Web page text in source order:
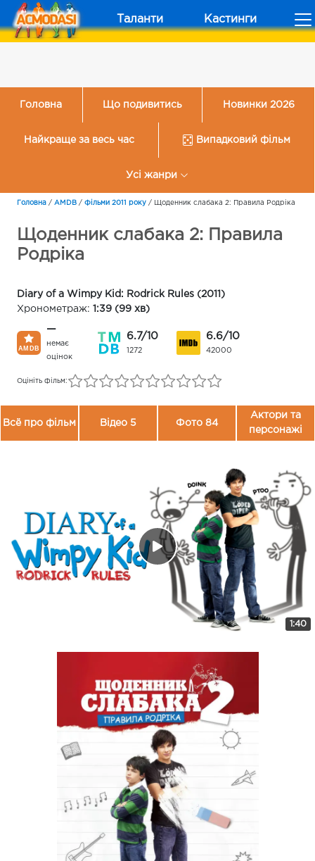
Таланти Кастинги
Головна Що подивитись Новинки 2026
Найкраще за весь час Випадковий фільм
Усі жанри
Головна / AMDB / Фільми 2011 року / Щоденник слабака 2: Правила Родріка
Щоденник слабака 2: Правила
Родріка
Diary of a Wimpy Kid: Rodrick Rules (2011)
Хронометраж: 1:39 (99 хв)
—
немає
оцінок
6.7/10
1272
6.6/10
42000
Оцініть фільм:
Всё про фільм Відео 5 Фото 84
Актори та
персонажі
1:40